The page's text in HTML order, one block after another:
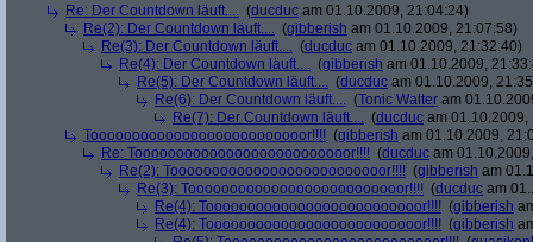
Re: Der Countdown läuft.... (ducduc am 01.10.2009, 21:04:24)
Re(2): Der Countdown läuft.... (gibberish am 01.10.2009, 21:07:58)
Re(3): Der Countdown läuft.... (ducduc am 01.10.2009, 21:32:40)
Re(4): Der Countdown läuft.... (gibberish am 01.10.2009,
Re(5): Der Countdown läuft.... (ducduc am 01.10.2009,
Re(6): Der Countdown läuft.... (Tonic Walter am
Re(7): Der Countdown läuft.... (ducduc am 01.10.2009,
Toooooooooooooooooooooooooor!!!! (gibberish am 01.10.2009,
Re: Toooooooooooooooooooooooooor!!!! (ducduc am
Re(2): Toooooooooooooooooooooooooor!!!! (gibberish am
Re(3): Toooooooooooooooooooooooooor!!!! (ducduc am
Re(4): Toooooooooooooooooooooooooor!!!! (gibberish
Re(4): Toooooooooooooooooooooooooor!!!! (gibberish